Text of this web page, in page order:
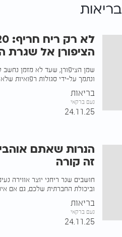
בריאות
הציפורן אל שגרת
שמן הציפורן, שעד לא מזמן נחשב
ונתמך על-ידי סגולות רפואיות
בריאות
נעם ברקאי
24.11.25
הנרות שאתם
זה קורה
חושבים שנר ריחני יוצר אווירה
וביכולת החברתית שלכם, גם אם
בריאות
נעם ברקאי
24.11.25